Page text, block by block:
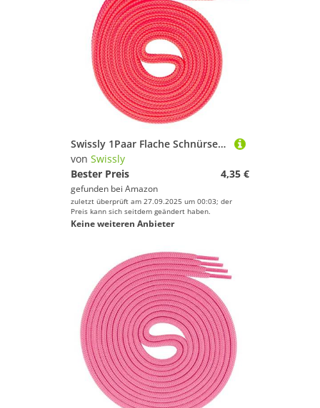
Swissly 1Paar Flache Schnürsenkel für Sneaker und Sportschuhe - sehr reißfest - ca. 7,0 mm breit aus 100% Polyester, Farbe: neon.pink Länge: 110cm
von Swissly
Bester Preis
4,35 €
gefunden bei Amazon
zuletzt überprüft am 27.09.2025 um 00:03; der
Preis kann sich seitdem geändert haben.
Keine weiteren Anbieter